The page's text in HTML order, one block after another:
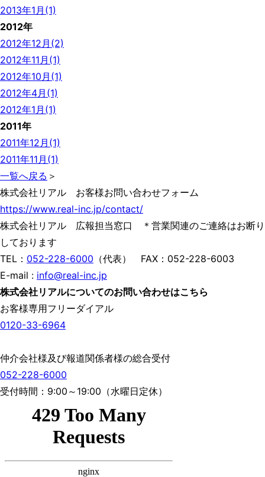
2013年1月(1)
2012年
2012年12月(2)
2012年11月(1)
2012年10月(1)
2012年4月(1)
2012年1月(1)
2011年
2011年12月(1)
2011年11月(1)
一覧へ戻る ＞
株式会社リアル お客様お問い合わせフォーム
https://www.real-inc.jp/contact/
株式会社リアル 広報担当窓口 ＊営業関連のご連絡はお断り
しております
TEL： 052-228-6000 （代表） FAX：052-228-6003
E-mail : info@real-inc.jp
株式会社リアルについてのお問い合わせはこちら
お客様専用フリーダイアル
0120-33-6964
仲介会社様及び報道関係者様の総合受付
052-228-6000
受付時間：9:00～19:00（水曜日定休）